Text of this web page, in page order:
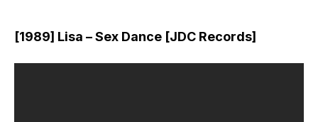
[1989] Lisa – Sex Dance [JDC Records]